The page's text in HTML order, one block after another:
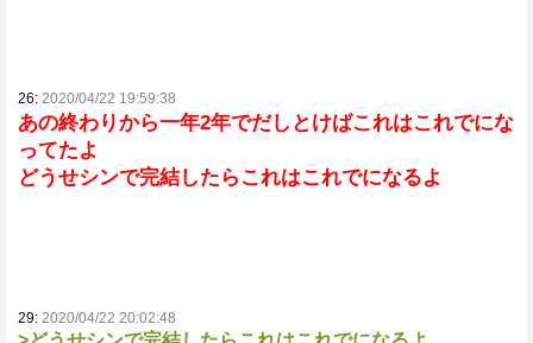
26: 2020/04/22 19:59:38
あの終わりから一年2年でだしとけばこれはこれでにな
ってたよ
どうせシンで完結したらこれはこれでになるよ
29: 2020/04/22 20:02:48